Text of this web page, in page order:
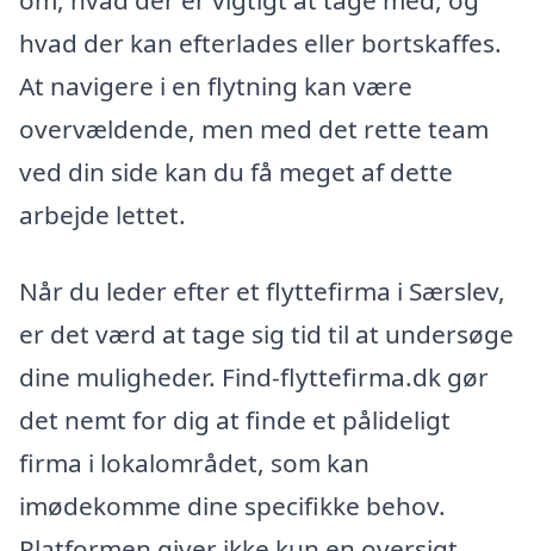
hvad der kan efterlades eller bortskaffes.
At navigere i en flytning kan være
overvældende, men med det rette team
ved din side kan du få meget af dette
arbejde lettet.
Når du leder efter et flyttefirma i Særslev,
er det værd at tage sig tid til at undersøge
dine muligheder. Find-flyttefirma.dk gør
det nemt for dig at finde et pålideligt
firma i lokalområdet, som kan
imødekomme dine specifikke behov.